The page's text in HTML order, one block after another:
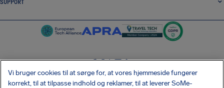
SUPPORT
SocialFacebook
SocialTwitter
SocialInstagram
SocialLinkedin
Vi bruger cookies til at sørge for, at vores hjemmeside fungerer
korrekt, til at tilpasse indhold og reklamer, til at leverer SoMe-